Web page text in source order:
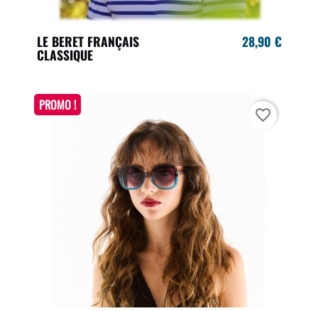
LE BERET FRANÇAIS
CLASSIQUE
28,90 €
PROMO !
favorite_border